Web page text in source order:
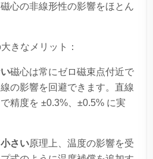
心の非線形性の影響をほとん
きなメリット：
磁心は常にゼロ磁束点付近で
の影響を回避できます。直線
精度を ±0.3%、±0.5% に実
さい原理上、温度の影響を受